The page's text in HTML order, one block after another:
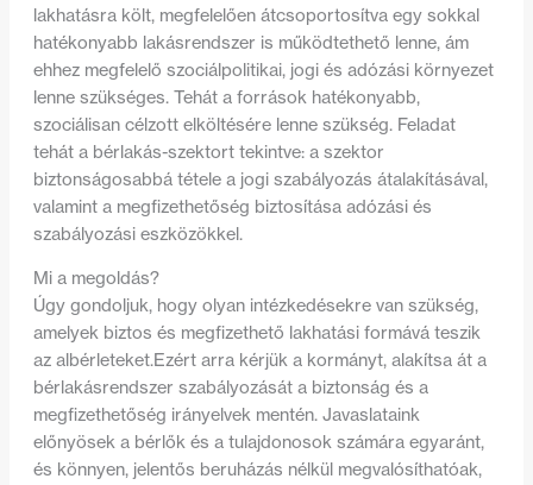
lakhatásra költ, megfelelően átcsoportosítva egy sokkal
hatékonyabb lakásrendszer is működtethető lenne, ám
ehhez megfelelő szociálpolitikai, jogi és adózási környezet
lenne szükséges. Tehát a források hatékonyabb,
szociálisan célzott elköltésére lenne szükség. Feladat
tehát a bérlakás-szektort tekintve: a szektor
biztonságosabbá tétele a jogi szabályozás átalakításával,
valamint a megfizethetőség biztosítása adózási és
szabályozási eszközökkel.
Mi a megoldás?
Úgy gondoljuk, hogy olyan intézkedésekre van szükség,
amelyek biztos és megfizethető lakhatási formává teszik
az albérleteket.Ezért arra kérjük a kormányt, alakítsa át a
bérlakásrendszer szabályozását a biztonság és a
megfizethetőség irányelvek mentén. Javaslataink
előnyösek a bérlők és a tulajdonosok számára egyaránt,
és könnyen, jelentős beruházás nélkül megvalósíthatóak,